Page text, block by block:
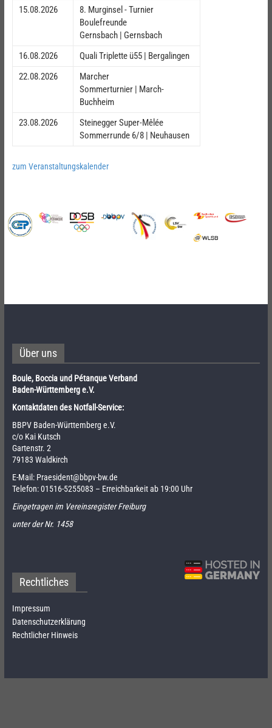
15.08.2026
8. Murginsel - Turnier
Boulefreunde
Gernsbach | Gernsbach
16.08.2026
Quali Triplette ü55 | Bergalingen
22.08.2026
Marcher
Sommerturnier | March-
Buchheim
23.08.2026
Steinegger Super-Mêlée
Sommerrunde 6/8 | Neuhausen
zum Veranstaltungskalender
Über uns
Boule, Boccia und Pétanque Verband
Baden-Württemberg e.V.
Kontaktdaten des Notfall-Service:
BBPV Baden-Württemberg e.V.
c/o Kai Kutsch
Gartenstr. 2
79183 Waldkirch
E-Mail: Praesident@bbpv-bw.de
Telefon:01516-5255083 – Erreichbarkeit ab 19:00 Uhr
Eingetragen im Vereinsregister Freiburg
unter der Nr. 1458
Rechtliches
Impressum
Datenschutzerklärung
Rechtlicher Hinweis